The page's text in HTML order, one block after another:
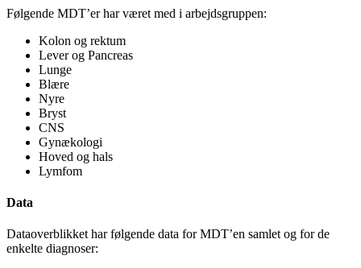
Følgende MDT’er har været med i arbejdsgruppen:
Kolon og rektum
Lever og Pancreas
Lunge
Blære
Nyre
Bryst
CNS
Gynækologi
Hoved og hals
Lymfom
Data
Dataoverblikket har følgende data for MDT’en samlet og for de
enkelte diagnoser: